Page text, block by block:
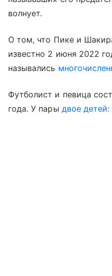
волнует.
О том, что Пике и
известно 2 июня 2022
назывались
Футболист и певица
года. У пары двое